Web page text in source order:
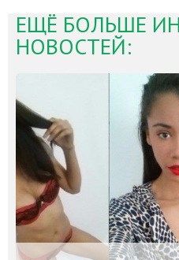
ЕЩЁ БОЛЬШЕ
НОВОСТЕЙ: